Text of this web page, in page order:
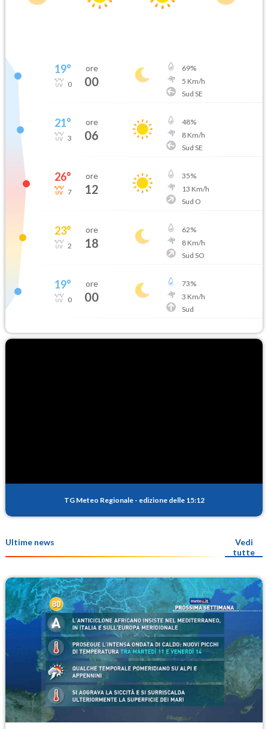
19°
0
ore
00
69%
5 Km/h
Sud SE
21°
3
ore
06
48%
8Km/h
Sud SE
26°
7
ore
12
35%
13 Km/h
Sud O
23°
2
ore
18
62%
8Km/h
Sud SO
19°
0
ore
00
73%
3 Km/h
Sud
TG Meteo Regionale - edizione delle 15:12
Ultime news
Vedi
tutte